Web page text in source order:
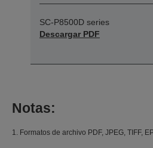
SC-P8500D series
Descargar PDF
Notas:
1. Formatos de archivo PDF, JPEG, TIFF,